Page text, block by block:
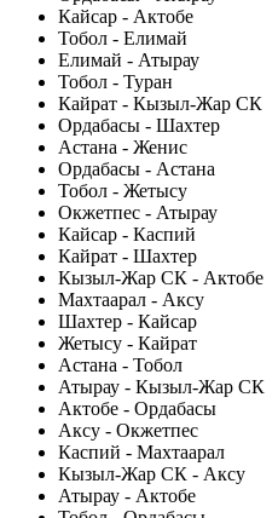
Кайсар - Актобе
Тобол - Елимай
Елимай - Атырау
Тобол - Туран
Кайрат - Кызыл-Жар СК
Ордабасы - Шахтер
Астана - Женис
Ордабасы - Астана
Тобол - Жетысу
Окжетпес - Атырау
Кайсар - Каспий
Кайрат - Шахтер
Кызыл-Жар СК - Актобе
Махтаарал - Аксу
Шахтер - Кайсар
Жетысу - Кайрат
Астана - Тобол
Атырау - Кызыл-Жар СК
Актобе - Ордабасы
Аксу - Окжетпес
Каспий - Махтаарал
Кызыл-Жар СК - Аксу
Атырау - Актобе